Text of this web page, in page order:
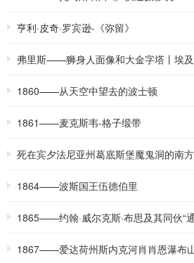
亨利·皮奇·罗宾逊-《弥留》
弗里斯——狮身人面像和大金字塔丨埃及
1860——从天空中望去的波士顿
1861——麦克斯韦-格子缎带
死在宾夕法尼亚州葛底斯堡魔鬼洞的南
1864——波斯国王伍德伯里
1865——约翰·威尔克斯·布思及其同伙“
1867——爱达荷州斯内克河肖肖恩瀑布